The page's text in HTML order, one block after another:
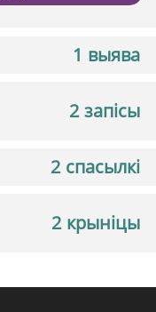
1 выява
2 запісы
2 спасылкі
2 крыніцы